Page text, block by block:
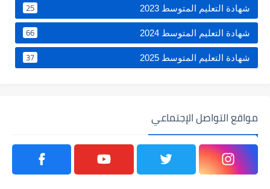
شهادة التعليم المتوسط 2023 25
شهادة التعليم المتوسط 2024 66
شهادة التعليم المتوسط 2025 37
مواقع التواصل الإجتماعي